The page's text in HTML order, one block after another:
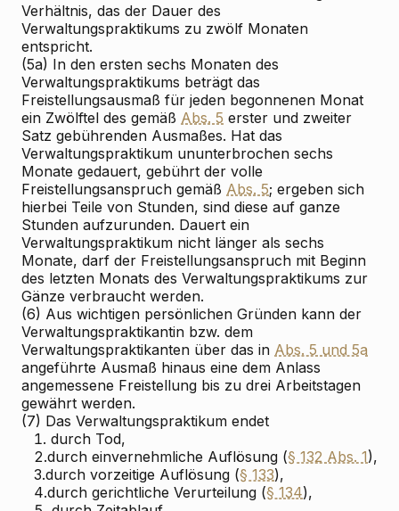
Verhältnis, das der Dauer des
Verwaltungspraktikums zu zwölf Monaten
entspricht.
(5a) In den ersten sechs Monaten des
Verwaltungspraktikums beträgt das
Freistellungsausmaß für jeden begonnenen Monat
ein Zwölftel des gemäß Abs. 5 erster und zweiter
Satz gebührenden Ausmaßes. Hat das
Verwaltungspraktikum ununterbrochen sechs
Monate gedauert, gebührt der volle
Freistellungsanspruch gemäß Abs. 5; ergeben sich
hierbei Teile von Stunden, sind diese auf ganze
Stunden aufzurunden. Dauert ein
Verwaltungspraktikum nicht länger als sechs
Monate, darf der Freistellungsanspruch mit Beginn
des letzten Monats des Verwaltungspraktikums zur
Gänze verbraucht werden.
(6) Aus wichtigen persönlichen Gründen kann der
Verwaltungspraktikantin bzw. dem
Verwaltungspraktikanten über das in Abs. 5 und 5a
angeführte Ausmaß hinaus eine dem Anlass
angemessene Freistellung bis zu drei Arbeitstagen
gewährt werden.
(7) Das Verwaltungspraktikum endet
1. durch Tod,
2.durch einvernehmliche Auflösung (§ 132 Abs. 1),
3.durch vorzeitige Auflösung (§ 133),
4.durch gerichtliche Verurteilung (§ 134),